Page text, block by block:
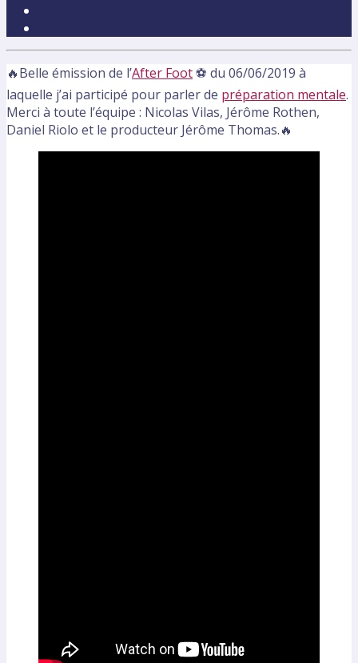
🔥Belle émission de l’After Foot⚽ du 06/06/2019 à
laquelle j’ai participé pour parler de préparation mentale.
Merci à toute l’équipe : Nicolas Vilas, Jérôme Rothen,
Daniel Riolo et le producteur Jérôme Thomas.🔥